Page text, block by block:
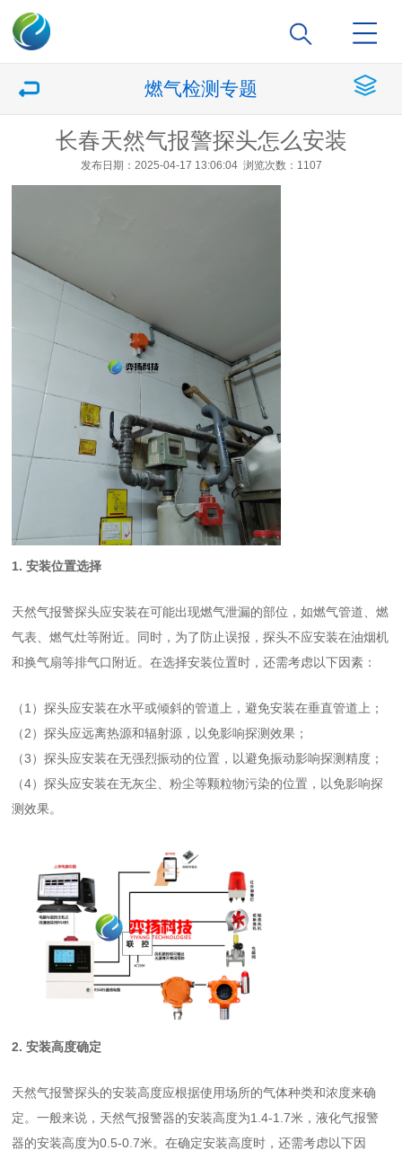
燃气检测专题
长春天然气报警探头怎么安装
发布日期：2025-04-17 13:06:04 浏览次数：1107
1. 安装位置选择
天然气报警探头应安装在可能出现燃气泄漏的部位，如燃气管道、燃
气表、燃气灶等附近。同时，为了防止误报，探头不应安装在油烟机
和换气扇等排气口附近。在选择安装位置时，还需考虑以下因素：
（1）探头应安装在水平或倾斜的管道上，避免安装在垂直管道上；
（2）探头应远离热源和辐射源，以免影响探测效果；
（3）探头应安装在无强烈振动的位置，以避免振动影响探测精度；
（4）探头应安装在无灰尘、粉尘等颗粒物污染的位置，以免影响探
测效果。
2. 安装高度确定
天然气报警探头的安装高度应根据使用场所的气体种类和浓度来确
定。一般来说，天然气报警器的安装高度为1.4-1.7米，液化气报警
器的安装高度为0.5-0.7米。在确定安装高度时，还需考虑以下因